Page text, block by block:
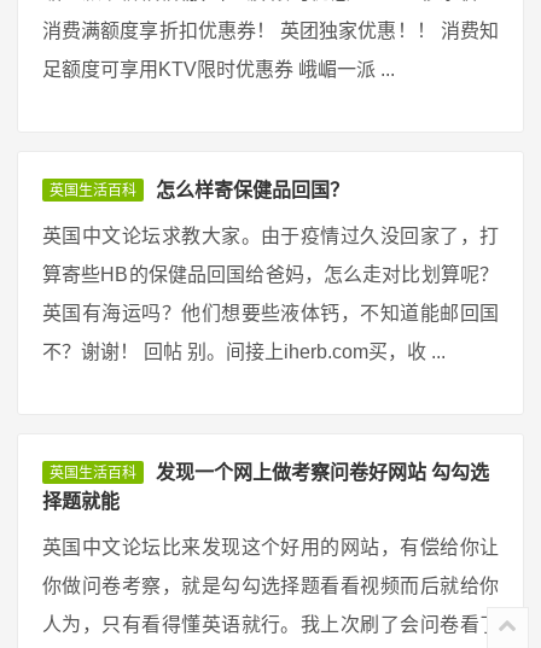
消费满额度享折扣优惠券！ 英团独家优惠！！ 消费知
足额度可享用KTV限时优惠券 峨嵋一派 ...
英国生活百科 怎么样寄保健品回国？
英国中文论坛求教大家。由于疫情过久没回家了，打
算寄些HB的保健品回国给爸妈，怎么走对比划算呢？
英国有海运吗？他们想要些液体钙，不知道能邮回国
不？谢谢！ 回帖 别。间接上iherb.com买，收 ...
英国生活百科
发现一个网上做考察问卷好网站 勾勾选
择题就能
英国中文论坛比来发现这个好用的网站，有偿给你让
你做问卷考察，就是勾勾选择题看看视频而后就给你
人为，只有看得懂英语就行。我上次刷了会问卷看了